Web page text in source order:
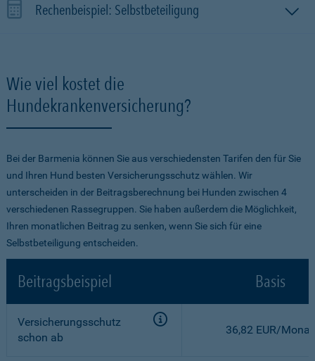
Rechenbeispiel: Selbstbeteiligung
Wie viel kostet die
Hundekrankenversicherung?
Bei der Barmenia können Sie aus verschiedensten Tarifen den für Sie
und Ihren Hund besten Versicherungsschutz wählen. Wir
unterscheiden in der Beitragsberechnung bei Hunden zwischen 4
verschiedenen Rassegruppen. Sie haben außerdem die Möglichkeit,
Ihren monatlichen Beitrag zu senken, wenn Sie sich für eine
Selbstbeteiligung entscheiden.
Beitragsbeispiel Basis
Versicherungsschutz
schon ab
36,82 EUR/Monat